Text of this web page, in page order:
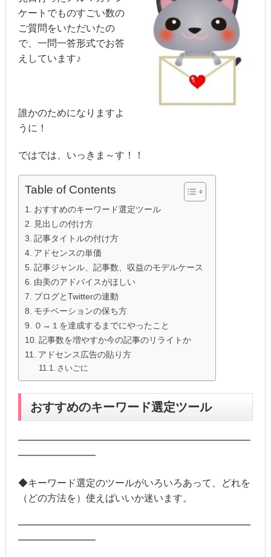
ケートでものすごい数の
ご質問をいただいたの
で、一問一答形式でお答
えしています♪
誰かのためになりますよ
うに！
ではでは、いっきま～す！！
Table of Contents
おすすめのキーワード選定ツール
見出しの付け方
記事タイトルの付け方
アドセンスの単価
記事ジャンル、記事数、収益のモデルケース
由美のアドバイスがほしい
ブログとTwitterの連動
モチベーションの保ち方
０→１を達成するまでにやったこと
記事数を増やすか今の記事のリライトか
アドセンス広告の貼り方
さいごに
おすすめのキーワード選定ツール
━━━━━━━━━━━━━━━━━━━━━━━━
━━━━━━━━
◆キーワード選定のツールがいろいろあって、どれを
（どの方法を）使えばいいか迷います。
━━━━━━━━━━━━━━━━━━━━━━━━
━━━━━━━━